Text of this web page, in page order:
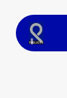
main
content